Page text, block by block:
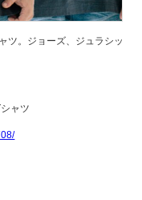
ツ。ジョーズ、ジュラシッ
ャツ